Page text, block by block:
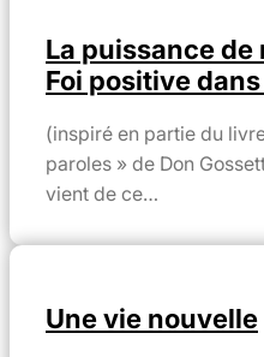
La puissance de
Foi positive
(inspiré en partie du
paroles » de Don
vient de ce…
Une vie nouvelle